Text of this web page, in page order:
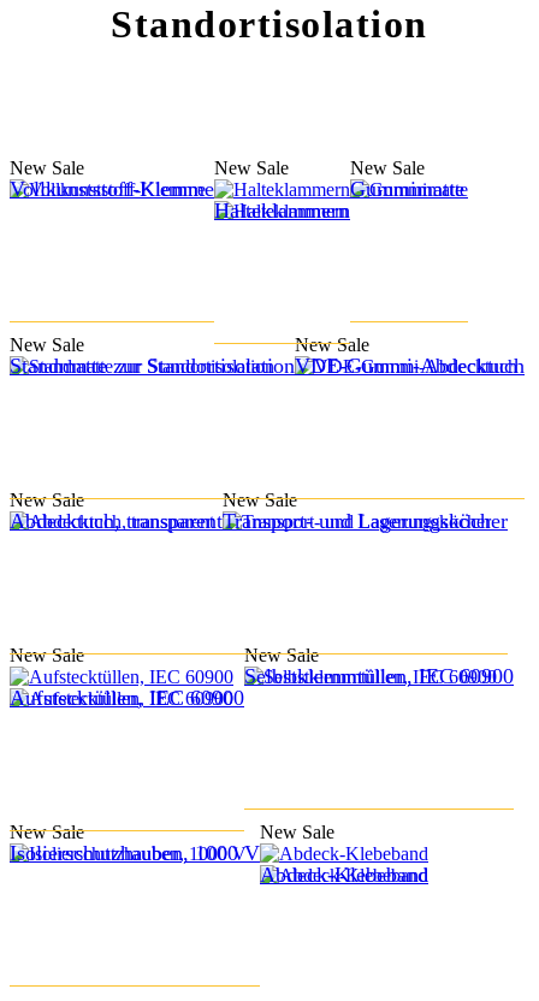
Standortisolation
New Sale
Vollkunststoff-Klemme
New Sale
Halteklammern
New Sale
Gummimatte
New Sale
Standmatte zur Standortisolation
New Sale
VDE-Gummi-Abdecktuch
New Sale
Abdecktuch, transparent
New Sale
Transport- und Lagerungsköcher
New Sale
Aufstecktüllen, IEC 60900
New Sale
Selbstklemmtüllen, IEC 60900
New Sale
Isolierschutzhauben, 1000 V
New Sale
Abdeck-Klebeband